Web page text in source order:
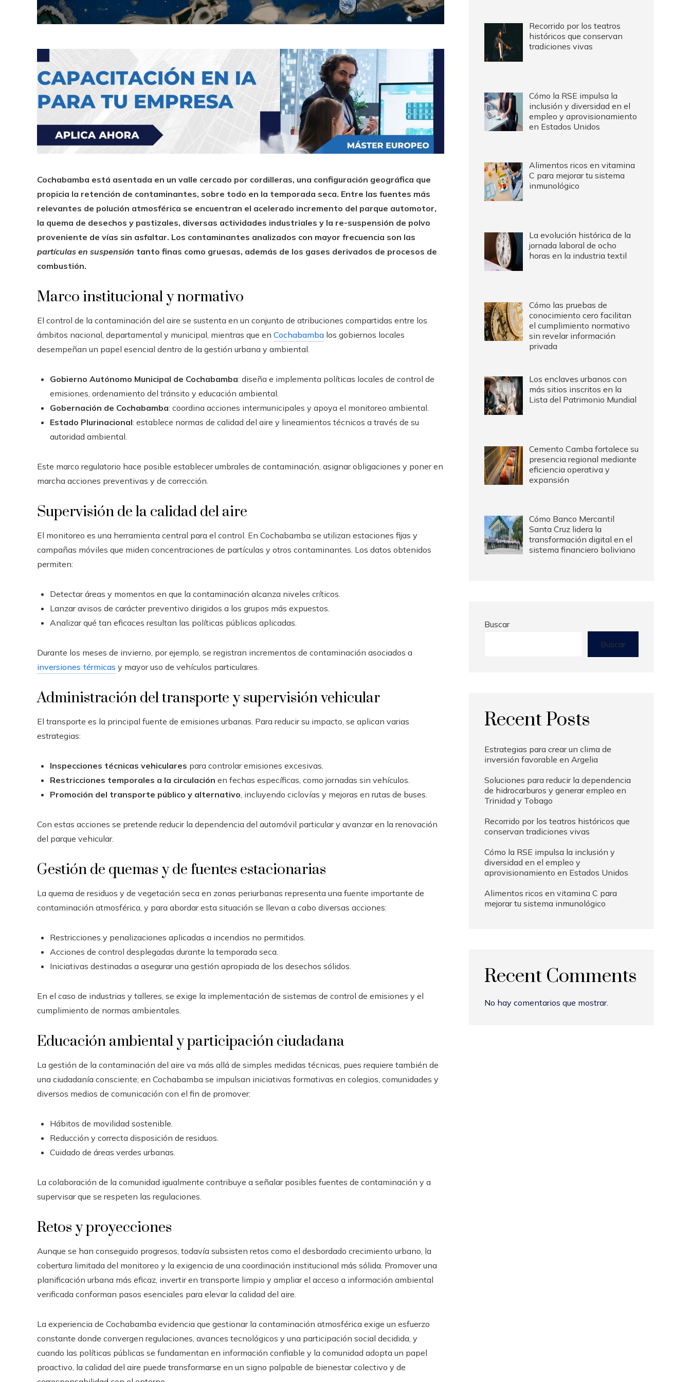
Cochabamba está asentada en un valle cercado por cordilleras, una configuración geográfica que
propicia la retención de contaminantes, sobre todo en la temporada seca. Entre las fuentes más
relevantes de polución atmosférica se encuentran el acelerado incremento del parque automotor,
la quema de desechos y pastizales, diversas actividades industriales y la re-suspensión de polvo
proveniente de vías sin asfaltar. Los contaminantes analizados con mayor frecuencia son las
partículas en suspensión tanto finas como gruesas, además de los gases derivados de procesos de
combustión.
Marco institucional y normativo
El control de la contaminación del aire se sustenta en un conjunto de atribuciones compartidas entre los
ámbitos nacional, departamental y municipal, mientras que en Cochabamba los gobiernos locales
desempeñan un papel esencial dentro de la gestión urbana y ambiental.
Gobierno Autónomo Municipal de Cochabamba: diseña e implementa políticas locales de control de
emisiones, ordenamiento del tránsito y educación ambiental.
Gobernación de Cochabamba: coordina acciones intermunicipales y apoya el monitoreo ambiental.
Estado Plurinacional: establece normas de calidad del aire y lineamientos técnicos a través de su
autoridad ambiental.
Este marco regulatorio hace posible establecer umbrales de contaminación, asignar obligaciones y poner en
marcha acciones preventivas y de corrección.
Supervisión de la calidad del aire
El monitoreo es una herramienta central para el control. En Cochabamba se utilizan estaciones fijas y
campañas móviles que miden concentraciones de partículas y otros contaminantes. Los datos obtenidos
permiten:
Detectar áreas y momentos en que la contaminación alcanza niveles críticos.
Lanzar avisos de carácter preventivo dirigidos a los grupos más expuestos.
Analizar qué tan eficaces resultan las políticas públicas aplicadas.
Durante los meses de invierno, por ejemplo, se registran incrementos de contaminación asociados a
inversiones térmicas y mayor uso de vehículos particulares.
Administración del transporte y supervisión vehicular
El transporte es la principal fuente de emisiones urbanas. Para reducir su impacto, se aplican varias
estrategias:
Inspecciones técnicas vehiculares para controlar emisiones excesivas.
Restricciones temporales a la circulación en fechas específicas, como jornadas sin vehículos.
Promoción del transporte público y alternativo , incluyendo ciclovías y mejoras en rutas de buses.
Con estas acciones se pretende reducir la dependencia del automóvil particular y avanzar en la renovación
del parque vehicular.
Gestión de quemas y de fuentes estacionarias
La quema de residuos y de vegetación seca en zonas periurbanas representa una fuente importante de
contaminación atmosférica, y para abordar esta situación se llevan a cabo diversas acciones:
Restricciones y penalizaciones aplicadas a incendios no permitidos.
Acciones de control desplegadas durante la temporada seca.
Iniciativas destinadas a asegurar una gestión apropiada de los desechos sólidos.
En el caso de industrias y talleres, se exige la implementación de sistemas de control de emisiones y el
cumplimiento de normas ambientales.
Educación ambiental y participación ciudadana
La gestión de la contaminación del aire va más allá de simples medidas técnicas, pues requiere también de
una ciudadanía consciente; en Cochabamba se impulsan iniciativas formativas en colegios, comunidades y
diversos medios de comunicación con el fin de promover:
Hábitos de movilidad sostenible.
Reducción y correcta disposición de residuos.
Cuidado de áreas verdes urbanas.
La colaboración de la comunidad igualmente contribuye a señalar posibles fuentes de contaminación y a
supervisar que se respeten las regulaciones.
Retos y proyecciones
Aunque se han conseguido progresos, todavía subsisten retos como el desbordado crecimiento urbano, la
cobertura limitada del monitoreo y la exigencia de una coordinación institucional más sólida. Promover una
planificación urbana más eficaz, invertir en transporte limpio y ampliar el acceso a información ambiental
verificada conforman pasos esenciales para elevar la calidad del aire.
La experiencia de Cochabamba evidencia que gestionar la contaminación atmosférica exige un esfuerzo
constante donde convergen regulaciones, avances tecnológicos y una participación social decidida, y
cuando las políticas públicas se fundamentan en información confiable y la comunidad adopta un papel
proactivo, la calidad del aire puede transformarse en un signo palpable de bienestar colectivo y de
Recorrido por los teatros
históricos que conservan
tradiciones vivas
Cómo la RSE impulsa la
inclusión y diversidad en el
empleo y aprovisionamiento
en Estados Unidos
Alimentos ricos en vitamina
C para mejorar tu sistema
inmunológico
La evolución histórica de la
jornada laboral de ocho
horas en la industria textil
Cómo las pruebas de
conocimiento cero facilitan
el cumplimiento normativo
sin revelar información
privada
Los enclaves urbanos con
más sitios inscritos en la
Lista del Patrimonio Mundial
Cemento Camba fortalece su
presencia regional mediante
eficiencia operativa y
expansión
Cómo Banco Mercantil
Santa Cruz lidera la
transformación digital en el
sistema financiero boliviano
Buscar
Buscar
Recent Posts
Estrategias para crear un clima de
inversión favorable en Argelia
Soluciones para reducir la dependencia
de hidrocarburos y generar empleo en
Trinidad y Tobago
Recorrido por los teatros históricos que
conservan tradiciones vivas
Cómo la RSE impulsa la inclusión y
diversidad en el empleo y
aprovisionamiento en Estados Unidos
Alimentos ricos en vitamina C para
mejorar tu sistema inmunológico
Recent Comments
No hay comentarios que mostrar.